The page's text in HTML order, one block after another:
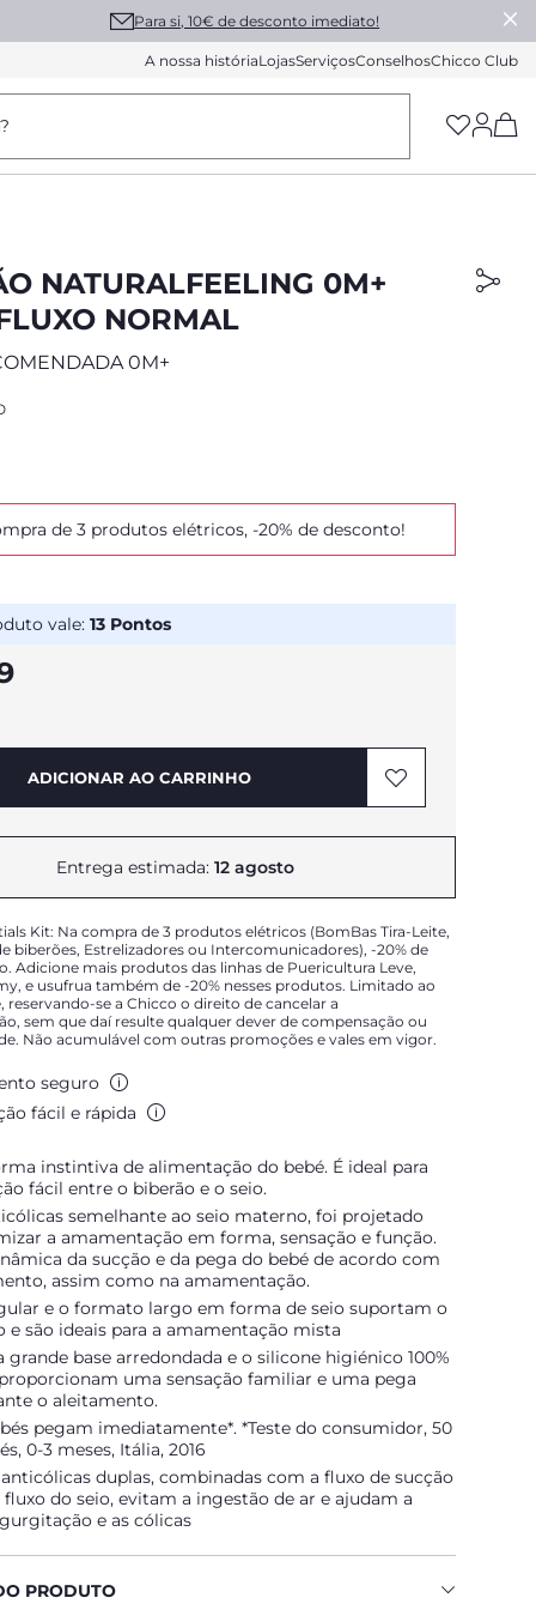
Para si, 10€ de desconto imediato!
A nossa históriaLojasServiçosConselhosChicco Club
NATURALFEELING 0M+
NORMAL
0M+
de 3 produtos elétricos, -20% de desconto!
vale: 13 Pontos
ADICIONAR AO CARRINHO
Entrega estimada: 12 agosto
Kit: Na compra de 3 produtos elétricos (BomBas Tira-Leite,
biberões, Estrelizadores ou Intercomunicadores), -20% de
Adicione mais produtos das linhas de Puericultura Leve,
e usufrua também de -20% nesses produtos. Limitado ao
reservando-se a Chicco o direito de cancelar a
sem que daí resulte qualquer dever de compensação ou
Não acumulável com outras promoções e vales em vigor.
seguro
fácil e rápida
instintiva de alimentação do bebé. É ideal para
fácil entre o biberão e o seio.
semelhante ao seio materno, foi projetado
a amamentação em forma, sensação e função.
da sucção e da pega do bebé de acordo com
assim como na amamentação.
e o formato largo em forma de seio suportam o
e são ideais para a amamentação mista
grande base arredondada e o silicone higiénico 100%
uma sensação familiar e uma pega
o aleitamento.
pegam imediatamente*. *Teste do consumidor, 50
0-3 meses, Itália, 2016
duplas, combinadas com a fluxo de sucção
do seio, evitam a ingestão de ar e ajudam a
e as cólicas
PRODUTO